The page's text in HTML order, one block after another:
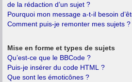
de la rédaction d’un sujet ?
Pourquoi mon message a-t-il besoin
Comment puis-je remonter mes sujets ?
Mise en forme et types de sujets
Qu’est-ce que le BBCode ?
Puis-je insérer du code HTML ?
Que sont les émoticônes ?